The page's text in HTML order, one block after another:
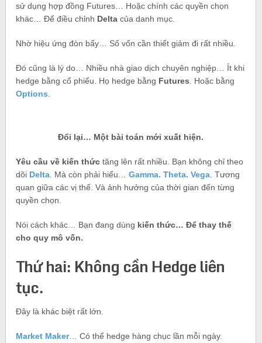
sử dụng hợp đồng Futures… Hoặc chính các quyền chọn
khác… Để điều chỉnh Deltacủa danh mục.
Nhờ hiệu ứng đòn bẩy… Số vốn cần thiết giảm đi rất nhiều.
Đó cũng là lý do… Nhiều nhà giao dịch chuyên nghiệp… Ít khi
hedge bằng cổ phiếu. Họ hedge bằng Futures . Hoặc bằng
Options
Đổi lại… Một bài toán mới xuất hiện.
Yêu cầu về kiến thức tăng lên rất nhiều. Bạn không chỉ theo
dõi Delta . Mà còn phải hiểu…Gamma. Theta. Vega . Tương
quan giữa các vị thế. Và ảnh hưởng của thời gian đến từng
quyền chọn.
Nói cách khác… Bạn đang dùng kiến thức… Để thay thế
cho quy mô vốn.
Thứ hai: Không cần Hedge liên
tục.
Đây là khác biệt rất lớn.
Market Maker… Có thể hedge hàng chục lần mỗi ngày.